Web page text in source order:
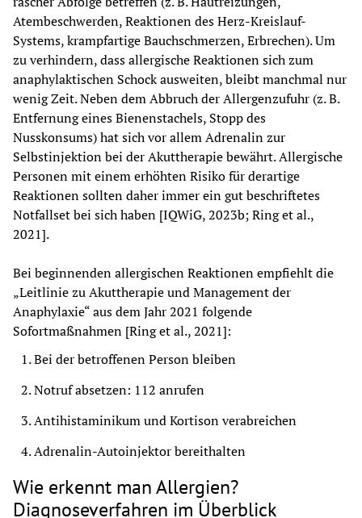
Atembeschwerden, Reaktionen des Herz-Kreislauf-
Systems, krampfartige Bauchschmerzen, Erbrechen). Um
zu verhindern, dass allergische Reaktionen sich zum
anaphylaktischen Schock ausweiten, bleibt manchmal nur
wenig Zeit. Neben dem Abbruch der Allergenzufuhr (z. B.
Entfernung eines Bienenstachels, Stopp des
Nusskonsums) hat sich vor allem Adrenalin zur
Selbstinjektion bei der Akuttherapie bewährt. Allergische
Personen mit einem erhöhten Risiko für derartige
Reaktionen sollten daher immer ein gut beschriftetes
Notfallset bei sich haben [IQWiG, 2023b; Ring et al.,
2021].
Bei beginnenden allergischen Reaktionen empfiehlt die
„Leitlinie zu Akuttherapie und Management der
Anaphylaxie“ aus dem Jahr 2021 folgende
Sofortmaßnahmen [Ring et al., 2021]:
Bei der betroffenen Person bleiben
Notruf absetzen: 112 anrufen
Antihistaminikum und Kortison verabreichen
Adrenalin-Autoinjektor bereithalten
Wie erkennt man Allergien?
Diagnoseverfahren im Überblick